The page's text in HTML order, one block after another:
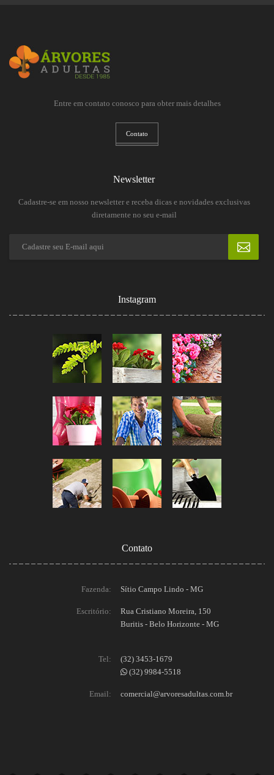
Entre em contato conosco para obter mais detalhes
Contato
Newsletter
Cadastre-se em nosso newsletter e receba dicas e novidades exclusivas
diretamente no seu e-mail
Instagram
Contato
Fazenda: Sítio Campo Lindo - MG
Escritório:
Rua Cristiano Moreira, 150
Buritis - Belo Horizonte - MG
Tel:
(32) 3453-1679
(32) 9984-5518
Email: comercial@arvoresadultas.com.br